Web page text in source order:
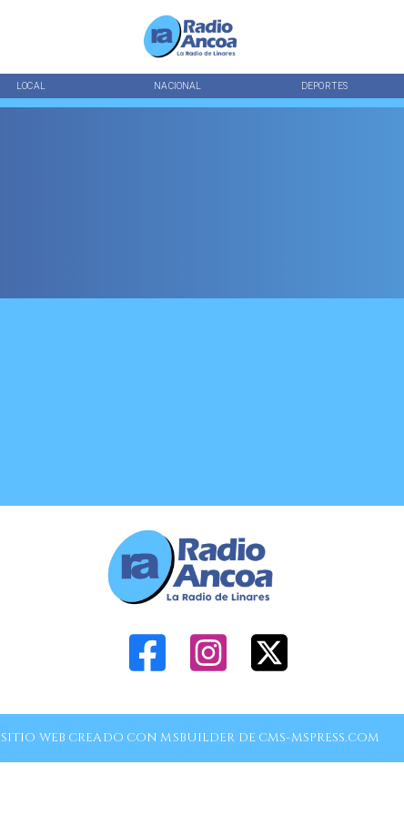
LOCAL NACIONAL DEPORTES
SITIO WEB CREADO CON MSBUILDER DE CMS-MSPRESS.COM